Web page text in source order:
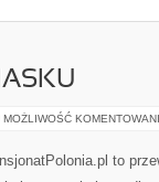
MOŻLIWOŚĆ
to